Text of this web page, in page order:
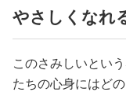
やさしくなれ
このさみしいとい
たちの心身にはど